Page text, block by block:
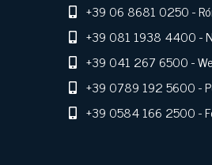
+39 06 8681 0250-
+39 081 1938 4400-
+39 041 267 6500-
+39 0789 192 5600-
+39 0584 166 2500-